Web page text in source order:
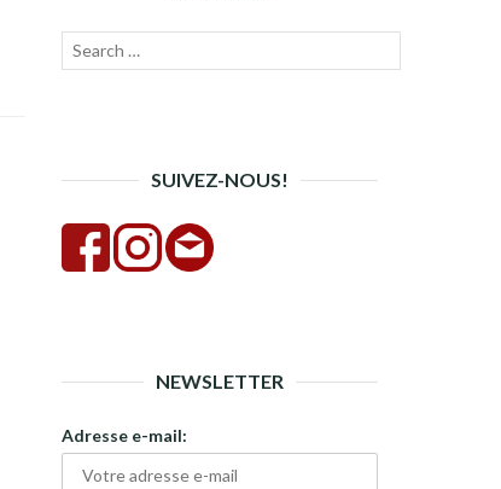
Recherche
SUIVEZ-NOUS!
NEWSLETTER
Adresse e-mail: